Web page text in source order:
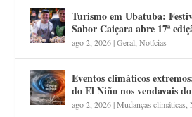
Turismo em Ubatuba:
Sabor Caiçara abre 17ª
ago 2, 2026|Geral ,Notícias
Eventos climáticos
do El Niño nos vendavais
ago 2, 2026|Mudanças climáticas ,